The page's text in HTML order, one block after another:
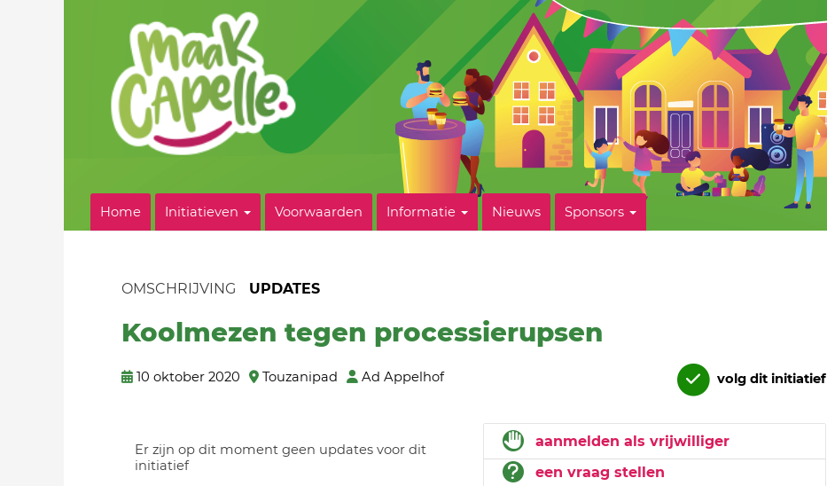
Home Initiatieven Voorwaarden Informatie Nieuws Sponsors
OMSCHRIJVING UPDATES
Koolmezen tegen processierupsen
10 oktober 2020 Touzanipad Ad Appelhof volg dit initiatief
Er zijn op dit moment geen updates voor dit
initiatief
aanmelden als vrijwilliger
een vraag stellen